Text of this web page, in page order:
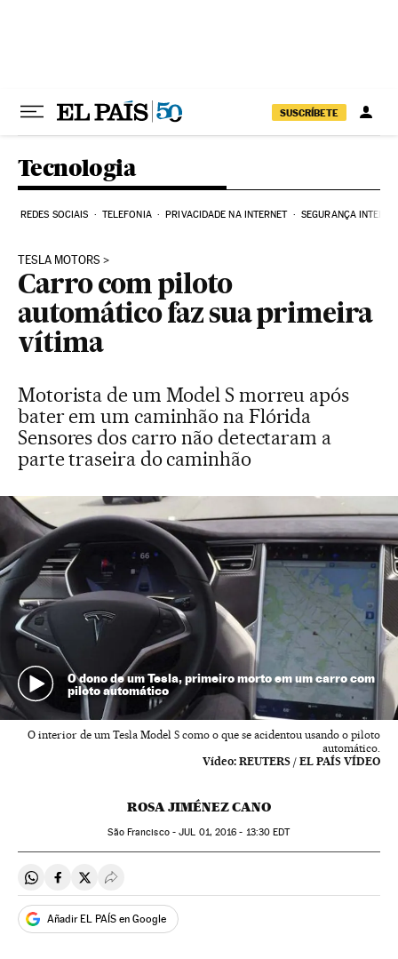
SUSCRÍBETE
Tecnologia
REDES SOCIAIS TELEFONIA PRIVACIDADE NA INTERNET SEGURANÇA
TESLA MOTORS
Carro com piloto
automático faz sua primeira
vítima
Motorista de um Model S morreu após
bater em um caminhão na Flórida
Sensores dos carro não detectaram a
parte traseira do caminhão
O dono de um Tesla, primeiro morto em um carro com
piloto automático
O interior de um Tesla Model S como o que se acidentou usando o piloto
automático.
Vídeo: REUTERS / EL PAÍS VÍDEO
ROSA JIMÉNEZ CANO
São Francisco -JUL 01, 2016 - 13:30 EDT
Compartir en Whatsapp
Compartir en Facebook
Compartir en Twitter
Desplegar Redes Sociales
Añadir EL PAÍS en Google